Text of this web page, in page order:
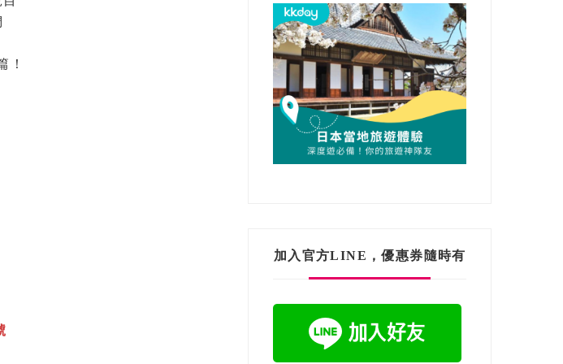
！
加入官方LINE，優惠券隨時有